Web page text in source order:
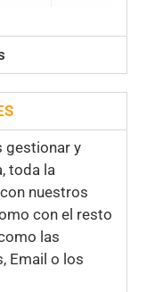
gestionar y
toda la
nuestros
con el resto
las
Email o los